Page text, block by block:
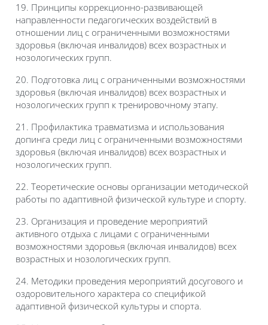
19. Принципы коррекционно-развивающей
направленности педагогических воздействий в
отношении лиц с ограниченными возможностями
здоровья (включая инвалидов) всех возрастных и
нозологических групп.
20. Подготовка лиц с ограниченными возможностями
здоровья (включая инвалидов) всех возрастных и
нозологических групп к тренировочному этапу.
21. Профилактика травматизма и использования
допинга среди лиц с ограниченными возможностями
здоровья (включая инвалидов) всех возрастных и
нозологических групп.
22. Теоретические основы организации методической
работы по адаптивной физической культуре и спорту.
23. Организация и проведение мероприятий
активного отдыха с лицами с ограниченными
возможностями здоровья (включая инвалидов) всех
возрастных и нозологических групп.
24. Методики проведения мероприятий досугового и
оздоровительного характера со спецификой
адаптивной физической культуры и спорта.